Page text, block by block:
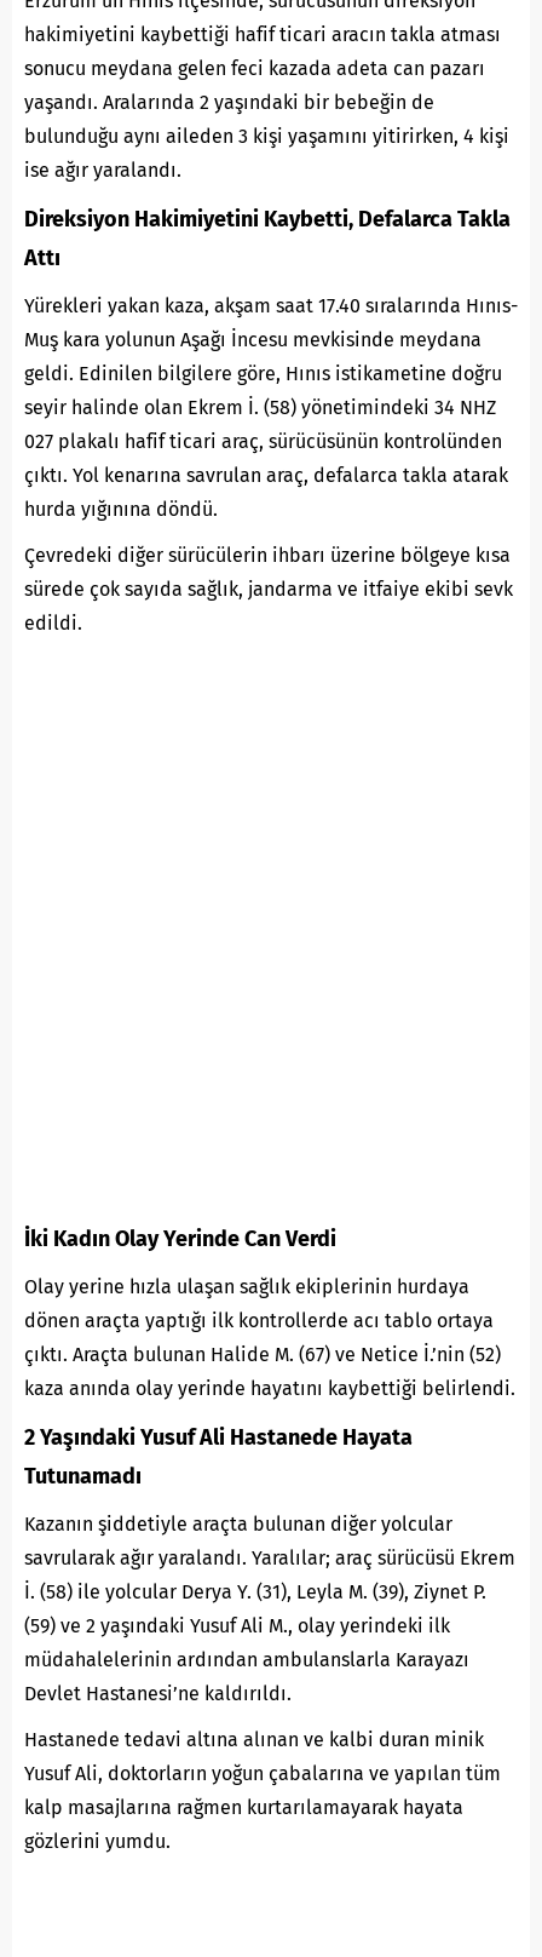
hakimiyetini kaybettiği hafif ticari aracın takla atması
sonucu meydana gelen feci kazada adeta can pazarı
yaşandı. Aralarında 2 yaşındaki bir bebeğin de
bulunduğu aynı aileden 3 kişi yaşamını yitirirken, 4 kişi
ise ağır yaralandı.
Direksiyon Hakimiyetini Kaybetti, Defalarca Takla
Attı
Yürekleri yakan kaza, akşam saat 17.40 sıralarında Hınıs-
Muş kara yolunun Aşağı İncesu mevkisinde meydana
geldi. Edinilen bilgilere göre, Hınıs istikametine doğru
seyir halinde olan Ekrem İ. (58) yönetimindeki 34 NHZ
027 plakalı hafif ticari araç, sürücüsünün kontrolünden
çıktı. Yol kenarına savrulan araç, defalarca takla atarak
hurda yığınına döndü.
Çevredeki diğer sürücülerin ihbarı üzerine bölgeye kısa
sürede çok sayıda sağlık, jandarma ve itfaiye ekibi sevk
edildi.
İki Kadın Olay Yerinde Can Verdi
Olay yerine hızla ulaşan sağlık ekiplerinin hurdaya
dönen araçta yaptığı ilk kontrollerde acı tablo ortaya
çıktı. Araçta bulunan Halide M. (67) ve Netice İ.’nin (52)
kaza anında olay yerinde hayatını kaybettiği belirlendi.
2 Yaşındaki Yusuf Ali Hastanede Hayata
Tutunamadı
Kazanın şiddetiyle araçta bulunan diğer yolcular
savrularak ağır yaralandı. Yaralılar; araç sürücüsü Ekrem
İ. (58) ile yolcular Derya Y. (31), Leyla M. (39), Ziynet P.
(59) ve 2 yaşındaki Yusuf Ali M., olay yerindeki ilk
müdahalelerinin ardından ambulanslarla Karayazı
Devlet Hastanesi’ne kaldırıldı.
Hastanede tedavi altına alınan ve kalbi duran minik
Yusuf Ali, doktorların yoğun çabalarına ve yapılan tüm
kalp masajlarına rağmen kurtarılamayarak hayata
gözlerini yumdu.